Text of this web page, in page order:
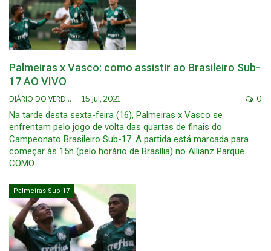
Palmeiras x Vasco: como assistir ao Brasileiro Sub-
17 AO VIVO
DIÁRIO DO VERDÃO 15 jul, 2021 0
Na tarde desta sexta-feira (16), Palmeiras x Vasco se
enfrentam pelo jogo de volta das quartas de finais do
Campeonato Brasileiro Sub-17. A partida está marcada para
começar às 15h (pelo horário de Brasília) no Allianz Parque.
COMO…
Palmeiras Sub-17